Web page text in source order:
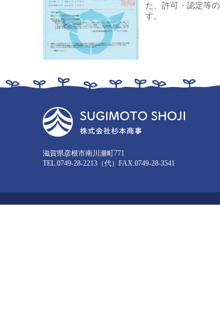
た、許可・認定等
す。
滋賀県彦根市南川瀬町771
TEL.0749-28-2213（代）FAX.0749-28-3541